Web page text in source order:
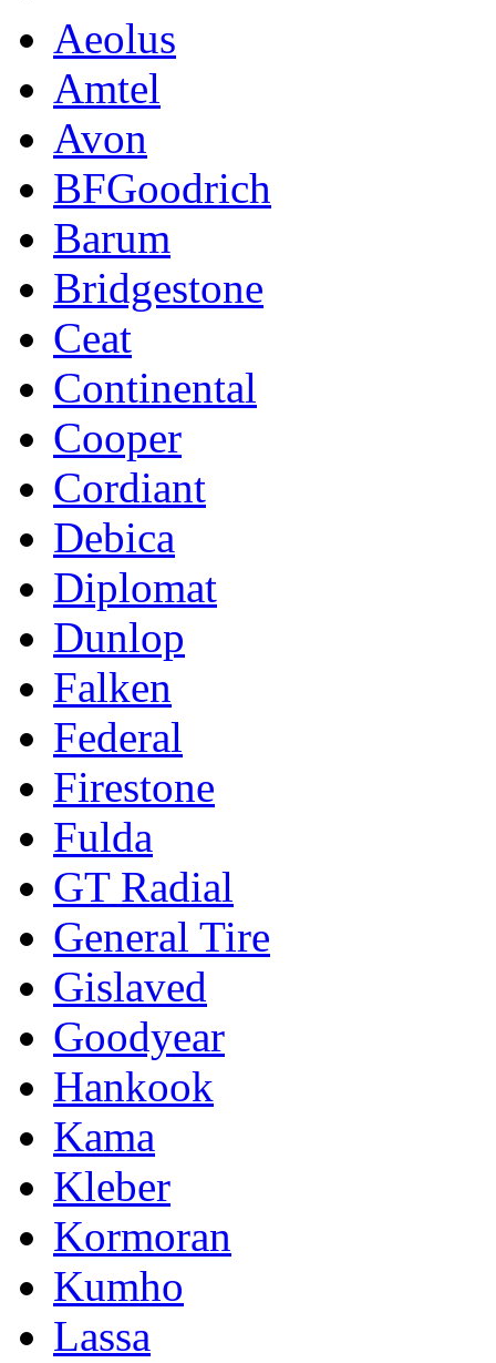
Aeolus
Amtel
Avon
BFGoodrich
Barum
Bridgestone
Ceat
Continental
Cooper
Cordiant
Debica
Diplomat
Dunlop
Falken
Federal
Firestone
Fulda
GT Radial
General Tire
Gislaved
Goodyear
Hankook
Kama
Kleber
Kormoran
Kumho
Lassa